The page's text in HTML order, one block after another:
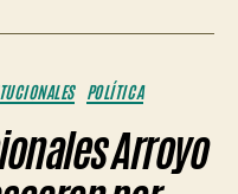
POLÍTICA
Arroyo